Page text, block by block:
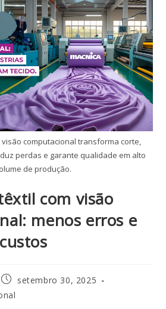
visão computacional transforma corte,
perdas e garante qualidade em alto
de produção.
com visão
menos erros e
setembro 30, 2025